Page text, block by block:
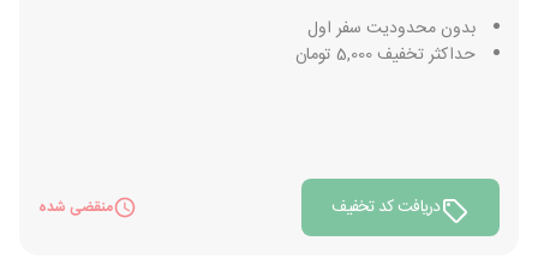
بدون محدودیت سفر اول
حداکثر تخفیف 5,000 تومان
دریافت کد تخفیف منقضی شده